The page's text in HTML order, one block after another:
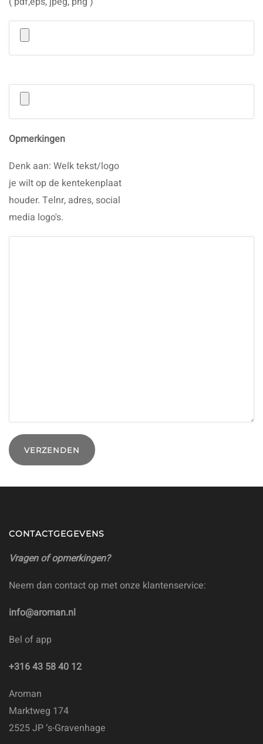
Opmerkingen
Denk aan: Welk tekst/logo
je wilt op de kentekenplaat
houder. Telnr, adres, social
media logo's.
CONTACTGEGEVENS
Vragen of opmerkingen?
Neem dan contact op met onze klantenservice:
info@aroman.nl
Bel of app
+316 43 58 40 12
Aroman
Marktweg 174
2525 JP ‘s-Gravenhage